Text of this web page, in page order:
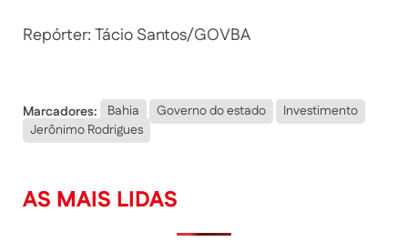
Repórter: Tácio Santos/GOVBA
Marcadores: Bahia Governo do estado
Investimento
Jerônimo Rodrigues
AS MAIS LIDAS